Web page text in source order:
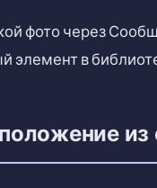
фото через
в